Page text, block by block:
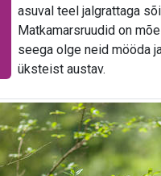
asuval teel jalgrattaga
Matkamarsruudid on
seega olge neid mööda
üksteist austav.